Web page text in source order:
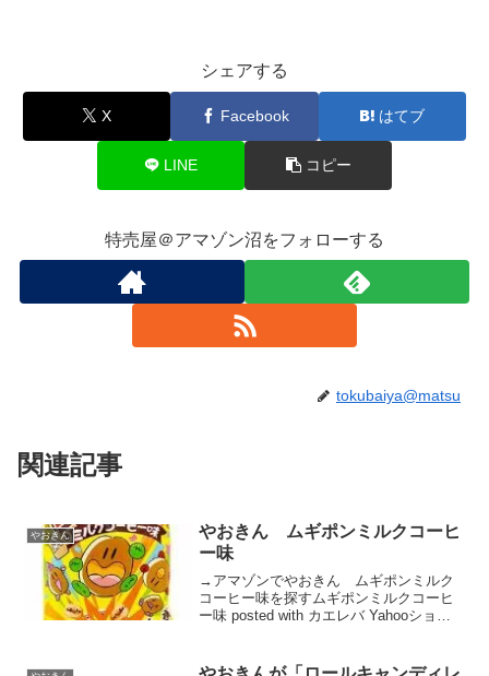
シェアする
X Facebook はてブ
LINE コピー
特売屋＠アマゾン沼をフォローする
tokubaiya@matsu
関連記事
やおきん
やおきん ムギポンミルクコーヒ
ー味
→アマゾンでやおきん ムギポンミルク
コーヒー味を探すムギポンミルクコーヒ
ー味 posted with カエレバ Yahooショッ